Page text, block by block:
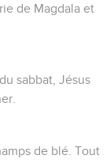
de Magdala et
sabbat, Jésus
de blé. Tout